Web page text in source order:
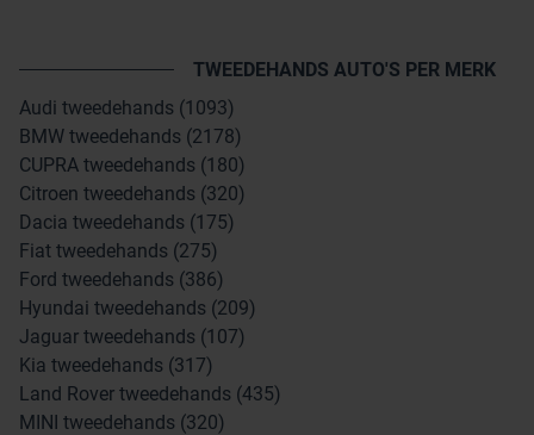
TWEEDEHANDS AUTO'S PER MERK
Audi tweedehands (1093)
BMW tweedehands (2178)
CUPRA tweedehands (180)
Citroen tweedehands (320)
Dacia tweedehands (175)
Fiat tweedehands (275)
Ford tweedehands (386)
Hyundai tweedehands (209)
Jaguar tweedehands (107)
Kia tweedehands (317)
Land Rover tweedehands (435)
MINI tweedehands (320)